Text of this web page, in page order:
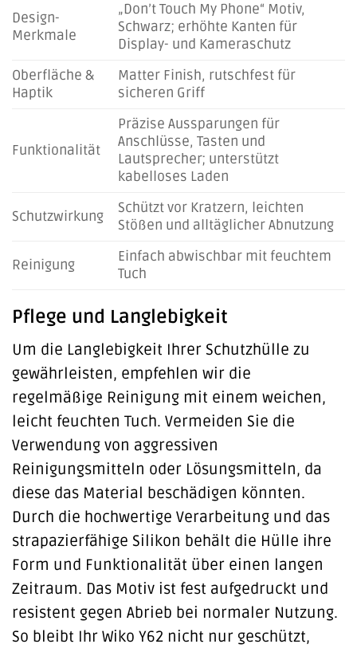
Design-
Merkmale
„Don’t Touch My Phone“ Motiv,
Schwarz; erhöhte Kanten für
Display- und Kameraschutz
Oberfläche &
Haptik
Matter Finish, rutschfest für
sicheren Griff
Funktionalität
Präzise Aussparungen für
Anschlüsse, Tasten und
Lautsprecher; unterstützt
kabelloses Laden
Schutzwirkung
Schützt vor Kratzern, leichten
Stößen und alltäglicher Abnutzung
Reinigung
Einfach abwischbar mit feuchtem
Tuch
Pflege und Langlebigkeit
Um die Langlebigkeit Ihrer Schutzhülle zu
gewährleisten, empfehlen wir die
regelmäßige Reinigung mit einem weichen,
leicht feuchten Tuch. Vermeiden Sie die
Verwendung von aggressiven
Reinigungsmitteln oder Lösungsmitteln, da
diese das Material beschädigen könnten.
Durch die hochwertige Verarbeitung und das
strapazierfähige Silikon behält die Hülle ihre
Form und Funktionalität über einen langen
Zeitraum. Das Motiv ist fest aufgedruckt und
resistent gegen Abrieb bei normaler Nutzung.
So bleibt Ihr Wiko Y62 nicht nur geschützt,